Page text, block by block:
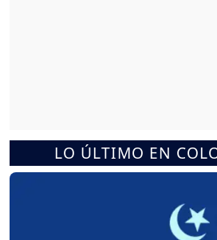
LO ÚLTIMO EN